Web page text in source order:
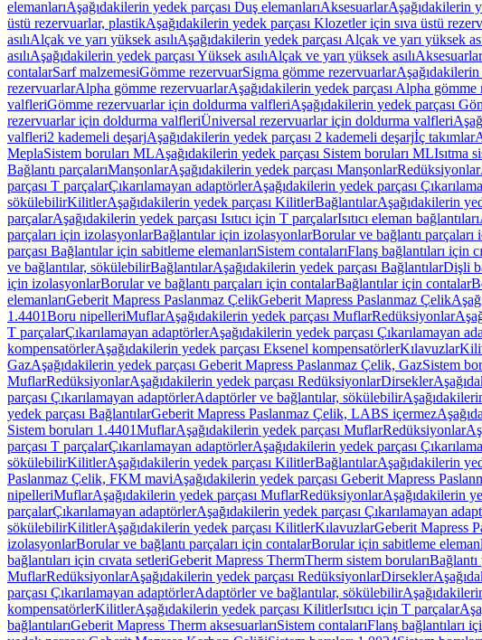
elemanlarıAşağıdakilerin yedek parçası Duş elemanlarıAksesuarlarAşağıdakilerin
üstü rezervuarlar, plastikAşağıdakilerin yedek parçası Klozetler için sıva üstü
asılıAlçak ve yarı yüksek asılıAşağıdakilerin yedek parçası Alçak ve yarı yüksek
asılıAşağıdakilerin yedek parçası Yüksek asılıAlçak ve yarı yüksek asılıAksesuarlar
contalarSarf malzemesiGömme rezervuarSigma gömme rezervuarlar
rezervuarlarAlpha gömme rezervuarlarAşağıdakilerin yedek parçası Alpha gömme
valfleriGömme rezervuarlar için doldurma valfleriAşağıdakilerin yedek parçası
rezervuarlar için doldurma valfleriÜniversal rezervuarlar için doldurma valfleri
valfleri2 kademeli deşarjAşağıdakilerin yedek parçası 2 kademeli deşarjİç takımlar
MeplaSistem boruları MLAşağıdakilerin yedek parçası Sistem boruları MLIsıtma
Bağlantı parçalarıManşonlarAşağıdakilerin yedek parçası ManşonlarRedüksiyonlar
parçası T parçalarÇıkarılamayan adaptörlerAşağıdakilerin yedek parçası
sökülebilirKilitlerAşağıdakilerin yedek parçası KilitlerBağlantılarAşağıdakilerin
parçalarAşağıdakilerin yedek parçası Isıtıcı için T parçalarIsıtıcı eleman bağlantıları
parçaları için izolasyonlarBağlantılar için izolasyonlarBorular ve bağlantı parçaları
parçası Bağlantılar için sabitleme elemanlarıSistem contalarıFlanş bağlantıları için
ve bağlantılar, sökülebilirBağlantılarAşağıdakilerin yedek parçası BağlantılarDişli
için izolasyonlarBorular ve bağlantı parçaları için contalarBağlantılar için contalar
elemanlarıGeberit Mapress Paslanmaz ÇelikGeberit Mapress Paslanmaz Çelik
1.4401Boru nipelleriMuflarAşağıdakilerin yedek parçası MuflarRedüksiyonlar
T parçalarÇıkarılamayan adaptörlerAşağıdakilerin yedek parçası Çıkarılamayan
kompensatörlerAşağıdakilerin yedek parçası Eksenel kompensatörlerKılavuzlar
GazAşağıdakilerin yedek parçası Geberit Mapress Paslanmaz Çelik, GazSistem
MuflarRedüksiyonlarAşağıdakilerin yedek parçası RedüksiyonlarDirsekler
parçası Çıkarılamayan adaptörlerAdaptörler ve bağlantılar, sökülebilir
yedek parçası BağlantılarGeberit Mapress Paslanmaz Çelik, LABS içermez
Sistem boruları 1.4401MuflarAşağıdakilerin yedek parçası MuflarRedüksiyonlar
parçası T parçalarÇıkarılamayan adaptörlerAşağıdakilerin yedek parçası
sökülebilirKilitlerAşağıdakilerin yedek parçası KilitlerBağlantılarAşağıdakilerin
Paslanmaz Çelik, FKM maviAşağıdakilerin yedek parçası Geberit Mapress
nipelleriMuflarAşağıdakilerin yedek parçası MuflarRedüksiyonlarAşağıdakilerin
parçalarÇıkarılamayan adaptörlerAşağıdakilerin yedek parçası Çıkarılamayan
sökülebilirKilitlerAşağıdakilerin yedek parçası KilitlerKılavuzlarGeberit Mapress
izolasyonlarBorular ve bağlantı parçaları için contalarBorular için sabitleme
bağlantıları için cıvata setleriGeberit Mapress ThermTherm sistem borularıBağlantı
MuflarRedüksiyonlarAşağıdakilerin yedek parçası RedüksiyonlarDirsekler
parçası Çıkarılamayan adaptörlerAdaptörler ve bağlantılar, sökülebilir
kompensatörlerKilitlerAşağıdakilerin yedek parçası KilitlerIsıtıcı için T parçalar
bağlantılarıGeberit Mapress Therm aksesuarlarıSistem contalarıFlanş bağlantıları